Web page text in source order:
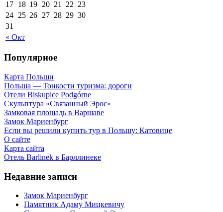
« Окт
17 18 19 20 21 22 23
24 25 26 27 28 29 30
31
Популярное
Карта Польши
Польша — Тонкости туризма: дороги
Отели Biskupice Podgórne
Скульптура «Связанный Эрос»
Замковая площадь в Варшаве
Замок Мариенбург
Если вы решили купить тур в Польшу: Катовице
О сайте
Карта сайта
Отель Barlinek в Барллинеке
Недавние записи
Замок Мариенбург
Памятник Адаму Мицкевичу